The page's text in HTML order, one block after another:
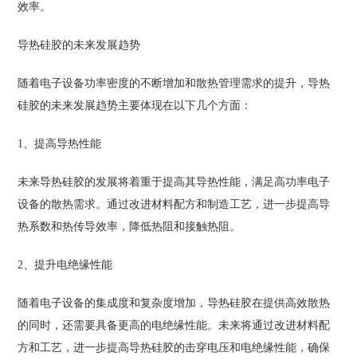
效率。
导热硅胶的未来发展趋势
随着电子设备功率密度的不断增加和散热管理需求的提升，导热
硅胶的未来发展趋势主要体现在以下几个方面：
1、提高导热性能
未来导热硅胶的发展将着重于提高其导热性能，满足高功率电子
设备的散热需求。通过改进材料配方和制造工艺，进一步提高导
热系数和热传导效率，降低热阻和接触热阻。
2、提升电绝缘性能
随着电子设备的集成度和复杂度增加，导热硅胶在提供高效散热
的同时，还需要具备更高的电绝缘性能。未来将通过改进材料配
方和工艺，进一步提高导热硅胶的击穿电压和电绝缘性能，确保